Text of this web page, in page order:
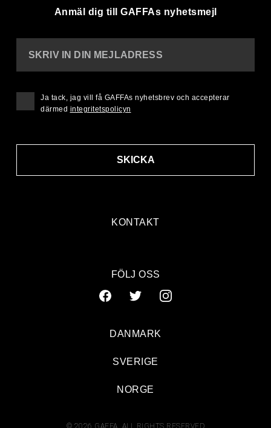
Anmäl dig till GAFFAs nyhetsmejl
KONTAKT
SKRIV IN DIN MEJLADRESS
SKICKA
Ja tack, jag vill få GAFFAs nyhetsbrev och accepterar
därmed integritetspolicyn
FÖLJ OSS
© 2026 GAFFA. ALL RIGHTS RESERVED
DANMARK
SVERIGE
NORGE